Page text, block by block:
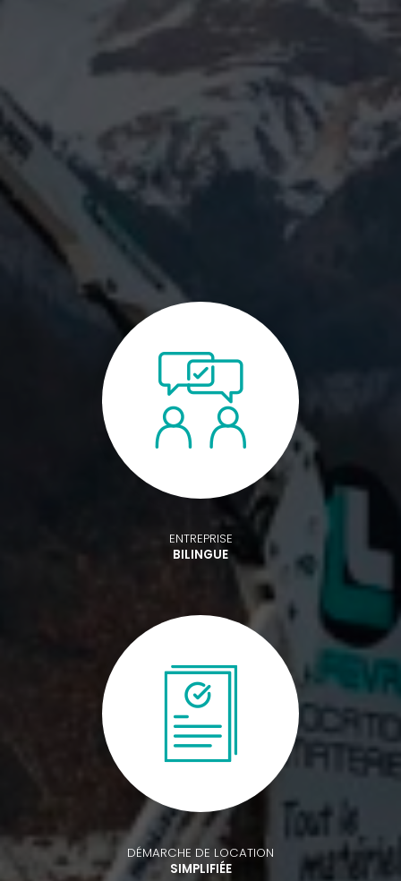
ENTREPRISE
BILINGUE
DÉMARCHE DE LOCATION
SIMPLIFIÉE